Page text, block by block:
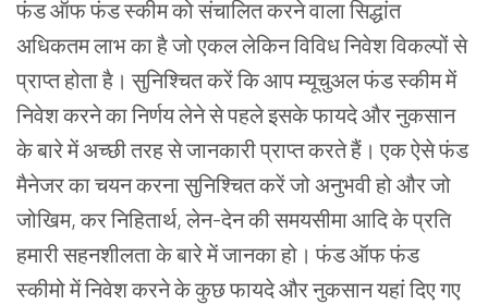
फंड ऑफ फंड स्कीम को संचालित करने वाला सिद्धांत
अधिकतम लाभ का है जो एकल लेकिन विविध निवेश विकल्पों से
प्राप्त होता है। सुनिश्चित करें कि आप म्यूचुअल फंड स्कीम में
निवेश करने का निर्णय लेने से पहले इसके फायदे और नुकसान
के बारे में अच्छी तरह से जानकारी प्राप्त करते हैं। एक ऐसे फंड
मैनेजर का चयन करना सुनिश्चित करें जो अनुभवी हो और जो
जोखिम,कर निहितार्थ,लेन-देन की समयसीमा आदि के प्रति
हमारी सहनशीलता के बारे में जानका हो। फंड ऑफ फंड
स्कीमो में निवेश करने के कुछ फायदे और नुकसान यहां दिए गए